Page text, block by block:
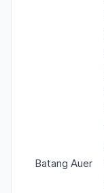
Batang Auer